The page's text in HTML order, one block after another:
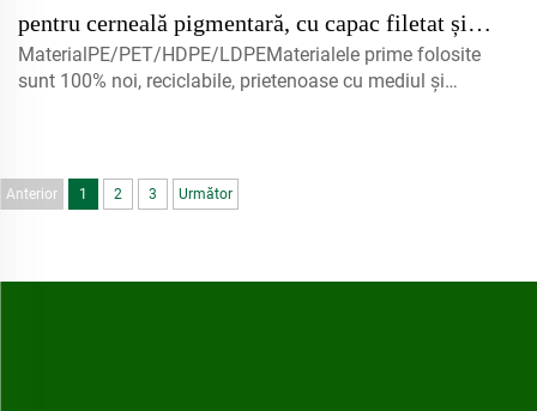
pentru cerneală pigmentară, cu capac filetat și
pipetă de stropit
MaterialPE/PET/HDPE/LDPEMaterialele prime folosite
sunt 100% noi, reciclabile, prietenoase cu mediul și
disc...
Anterior 1 2 3 Următor